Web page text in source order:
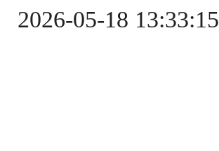
2026-05-18 13:33:15